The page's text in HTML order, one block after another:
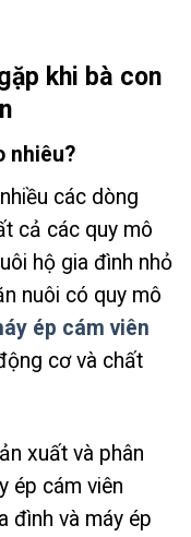
khi bà con
nhiêu?
các dòng
cả các quy mô
hộ gia đình nhỏ
nuôi có quy mô
ép cám viên
cơ và chất
xuất và phân
ép cám viên
đình và máy ép